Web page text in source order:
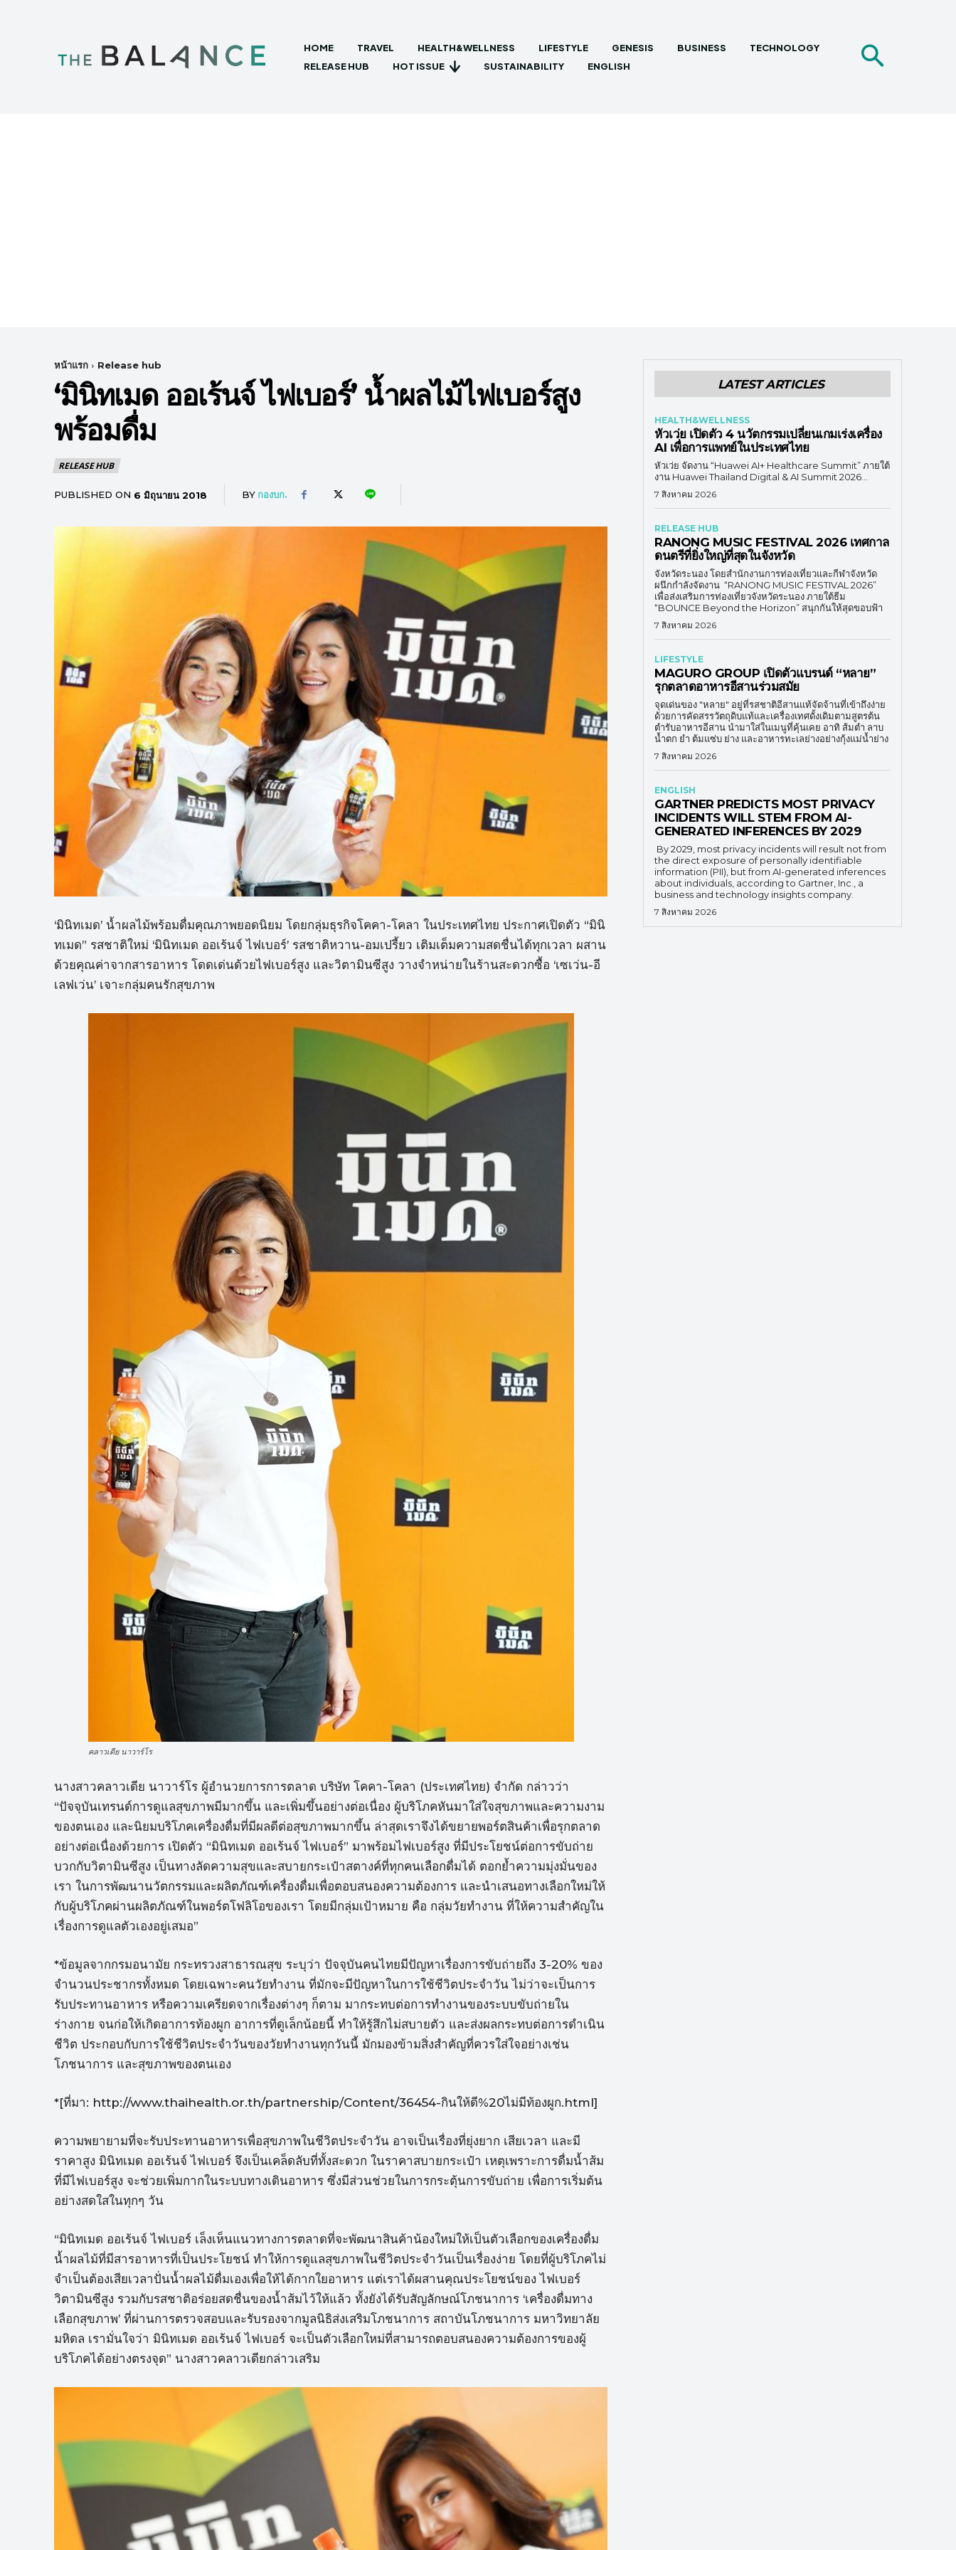
HOME TRAVEL HEALTH&WELLNESS LIFESTYLE GENESIS BUSINESS
TECHNOLOGY
RELEASE HUB
HOT ISSUE SUSTAINABILITY ENGLISH
หน้าแรก Release hub
‘มินิทเมด ออเร้นจ์ ไฟเบอร์’ น้ำผลไม้ไฟเบอร์สูง
พร้อมดื่ม
RELEASE HUB
PUBLISHED ON 6 มิถุนายน 2018 BY กองบก.
‘มินิทเมด’ น้ำผลไม้พร้อมดื่มคุณภาพยอดนิยม โดยกลุ่มธุรกิจโคคา-โคลา ในประเทศไทย ประกาศเปิดตัว “มินิ
ทเมด” รสชาติใหม่ ‘มินิทเมด ออเร้นจ์ ไฟเบอร์’ รสชาติหวาน-อมเปรี้ยว เติมเต็มความสดชื่นได้ทุกเวลา ผสาน
ด้วยคุณค่าจากสารอาหาร โดดเด่นด้วยไฟเบอร์สูง และวิตามินซีสูง วางจำหน่ายในร้านสะดวกซื้อ ‘เซเว่น-อี
เลฟเว่น’ เจาะกลุ่มคนรักสุขภาพ
คลาวเดีย นาวาร์โร
นางสาวคลาวเดีย นาวาร์โร ผู้อำนวยการการตลาด บริษัท โคคา-โคลา (ประเทศไทย) จำกัด กล่าวว่า
“ปัจจุบันเทรนด์การดูแลสุขภาพมีมากขึ้น และเพิ่มขึ้นอย่างต่อเนื่อง ผู้บริโภคหันมาใส่ใจสุขภาพและความงาม
ของตนเอง และนิยมบริโภคเครื่องดื่มที่มีผลดีต่อสุขภาพมากขึ้น ล่าสุดเราจึงได้ขยายพอร์ตสินค้าเพื่อรุกตลาด
อย่างต่อเนื่องด้วยการ เปิดตัว “มินิทเมด ออเร้นจ์ ไฟเบอร์” มาพร้อมไฟเบอร์สูง ที่มีประโยชน์ต่อการขับถ่าย
บวกกับวิตามินซีสูง เป็นทางลัดความสุขและสบายกระเป๋าสตางค์ที่ทุกคนเลือกดื่มได้ ตอกย้ำความมุ่งมั่นของ
เรา ในการพัฒนานวัตกรรมและผลิตภัณฑ์เครื่องดื่มเพื่อตอบสนองความต้องการ และนำเสนอทางเลือกใหม่ให้
กับผู้บริโภคผ่านผลิตภัณฑ์ในพอร์ตโฟลิโอของเรา โดยมีกลุ่มเป้าหมาย คือ กลุ่มวัยทำงาน ที่ให้ความสำคัญใน
เรื่องการดูแลตัวเองอยู่เสมอ”
*ข้อมูลจากกรมอนามัย กระทรวงสาธารณสุข ระบุว่า ปัจจุบันคนไทยมีปัญหาเรื่องการขับถ่ายถึง 3-20% ของ
จำนวนประชากรทั้งหมด โดยเฉพาะคนวัยทำงาน ที่มักจะมีปัญหาในการใช้ชีวิตประจำวัน ไม่ว่าจะเป็นการ
รับประทานอาหาร หรือความเครียดจากเรื่องต่างๆ ก็ตาม มากระทบต่อการทำงานของระบบขับถ่ายใน
ร่างกาย จนก่อให้เกิดอาการท้องผูก อาการที่ดูเล็กน้อยนี้ ทำให้รู้สึกไม่สบายตัว และส่งผลกระทบต่อการดำเนิน
ชีวิต ประกอบกับการใช้ชีวิตประจำวันของวัยทำงานทุกวันนี้ มักมองข้ามสิ่งสำคัญที่ควรใส่ใจอย่างเช่น
โภชนาการ และสุขภาพของตนเอง
*[ที่มา: http://www.thaihealth.or.th/partnership/Content/36454-กินให้ดี%20ไม่มีท้องผูก.html]
ความพยายามที่จะรับประทานอาหารเพื่อสุขภาพในชีวิตประจำวัน อาจเป็นเรื่องที่ยุ่งยาก เสียเวลา และมี
ราคาสูง มินิทเมด ออเร้นจ์ ไฟเบอร์ จึงเป็นเคล็ดลับที่ทั้งสะดวก ในราคาสบายกระเป๋า เหตุเพราะการดื่มน้ำส้ม
ที่มีไฟเบอร์สูง จะช่วยเพิ่มกากในระบบทางเดินอาหาร ซึ่งมีส่วนช่วยในการกระตุ้นการขับถ่าย เพื่อการเริ่มต้น
อย่างสดใสในทุกๆ วัน
“มินิทเมด ออเร้นจ์ ไฟเบอร์ เล็งเห็นแนวทางการตลาดที่จะพัฒนาสินค้าน้องใหม่ให้เป็นตัวเลือกของเครื่องดื่ม
น้ำผลไม้ที่มีสารอาหารที่เป็นประโยชน์ ทำให้การดูแลสุขภาพในชีวิตประจำวันเป็นเรื่องง่าย โดยที่ผู้บริโภคไม่
จำเป็นต้องเสียเวลาปั่นน้ำผลไม้ดื่มเองเพื่อให้ได้กากใยอาหาร แต่เราได้ผสานคุณประโยชน์ของ ไฟเบอร์
วิตามินซีสูง รวมกับรสชาติอร่อยสดชื่นของน้ำส้มไว้ให้แล้ว ทั้งยังได้รับสัญลักษณ์โภชนาการ ‘เครื่องดื่มทาง
เลือกสุขภาพ’ ที่ผ่านการตรวจสอบและรับรองจากมูลนิธิส่งเสริมโภชนาการ สถาบันโภชนาการ มหาวิทยาลัย
มหิดล เรามั่นใจว่า มินิทเมด ออเร้นจ์ ไฟเบอร์ จะเป็นตัวเลือกใหม่ที่สามารถตอบสนองความต้องการของผู้
บริโภคได้อย่างตรงจุด” นางสาวคลาวเดียกล่าวเสริม
LATEST ARTICLES
HEALTH&WELLNESS
หัวเว่ย เปิดตัว 4 นวัตกรรมเปลี่ยนเกมเร่งเครื่อง
AI เพื่อการแพทย์ในประเทศไทย
หัวเว่ย จัดงาน “Huawei AI+ Healthcare Summit” ภายใต้
งาน Huawei Thailand Digital & AI Summit 2026...
7 สิงหาคม 2026
RELEASE HUB
RANONG MUSIC FESTIVAL 2026 เทศกาล
ดนตรีที่ยิ่งใหญ่ที่สุดในจังหวัด
จังหวัดระนอง โดยสำนักงานการท่องเที่ยวและกีฬาจังหวัด
ผนึกกำลังจัดงาน “RANONG MUSIC FESTIVAL 2026”
เพื่อส่งเสริมการท่องเที่ยวจังหวัดระนอง ภายใต้ธีม
“BOUNCE Beyond the Horizon” สนุกกันให้สุดขอบฟ้า
7 สิงหาคม 2026
LIFESTYLE
MAGURO GROUP เปิดตัวแบรนด์ “หลาย”
รุกตลาดอาหารอีสานร่วมสมัย
จุดเด่นของ "หลาย" อยู่ที่รสชาติอีสานแท้จัดจ้านที่เข้าถึงง่าย
ด้วยการคัดสรรวัตถุดิบแท้และเครื่องเทศดั้งเดิมตามสูตรต้น
ตำรับอาหารอีสาน นำมาใส่ในเมนูที่คุ้นเคย อาทิ ส้มตำ ลาบ
น้ำตก ยำ ต้มแซ่บ ย่าง และอาหารทะเลย่างอย่างกุ้งแม่น้ำย่าง
7 สิงหาคม 2026
ENGLISH
GARTNER PREDICTS MOST PRIVACY
INCIDENTS WILL STEM FROM AI-
GENERATED INFERENCES BY 2029
By 2029, most privacy incidents will result not from
the direct exposure of personally identifiable
information (PII), but from AI-generated inferences
about individuals, according to Gartner, Inc., a
business and technology insights company.
7 สิงหาคม 2026